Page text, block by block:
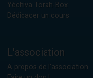
Yéchiva Torah-Box
Dédicacer un cours
L'association
A propos de l'association